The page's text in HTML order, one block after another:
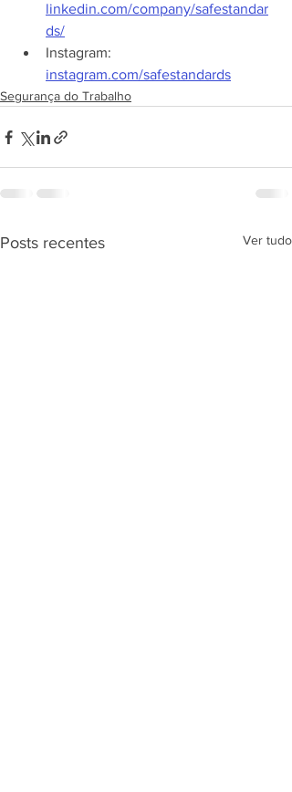
linkedin.com/company/safestandar
ds/
Instagram:
instagram.com/safestandards
Segurança do Trabalho
Posts recentes Ver tudo